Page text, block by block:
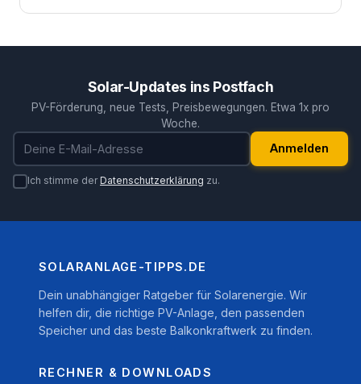
Solar-Updates ins Postfach
PV-Förderung, neue Tests, Preisbewegungen. Etwa 1x pro
Woche.
E-Mail-Adresse
Anmelden
Ich stimme derDatenschutzerklärung zu.
SOLARANLAGE-TIPPS.DE
Dein unabhängiger Ratgeber für Solarenergie. Wir
helfen dir, die richtige PV-Anlage, den passenden
Speicher und das beste Balkonkraftwerk zu finden.
RECHNER & DOWNLOADS